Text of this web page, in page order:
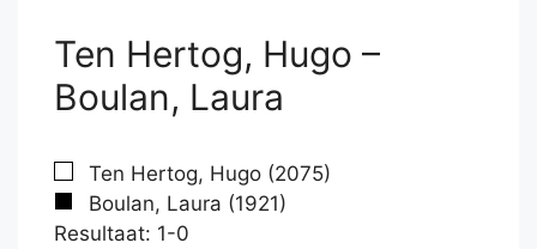
Ten Hertog, Hugo –
Boulan, Laura
Ten Hertog, Hugo (2075)
Boulan, Laura (1921)
Resultaat: 1-0